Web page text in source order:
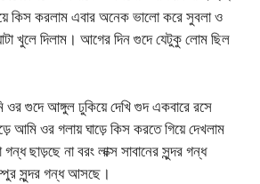
কিস করলাম এবার অনেক ভালো করে সুবলা ও
খুলে দিলাম। আগের দিন গুদে যেটুকু লোম ছিল
গুদে আঙ্গুল ঢুকিয়ে দেখি গুদ একবারে রসে
ওর গলায় ঘাড়ে কিস করতে গিয়ে দেখলাম
ছাড়ছে না বরং লাক্স সাবানের সুন্দর গন্ধ
সুন্দর গন্ধ আসছে।